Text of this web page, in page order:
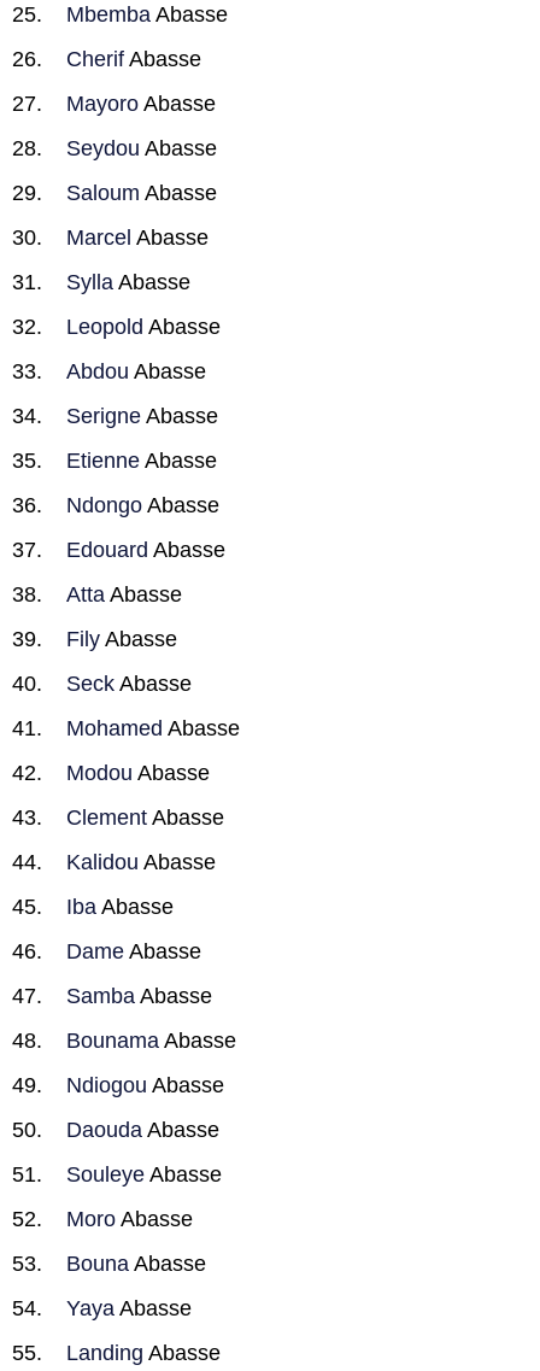
Mbemba Abasse
Cherif Abasse
Mayoro Abasse
Seydou Abasse
Saloum Abasse
Marcel Abasse
Sylla Abasse
Leopold Abasse
Abdou Abasse
Serigne Abasse
Etienne Abasse
Ndongo Abasse
Edouard Abasse
Atta Abasse
Fily Abasse
Seck Abasse
Mohamed Abasse
Modou Abasse
Clement Abasse
Kalidou Abasse
Iba Abasse
Dame Abasse
Samba Abasse
Bounama Abasse
Ndiogou Abasse
Daouda Abasse
Souleye Abasse
Moro Abasse
Bouna Abasse
Yaya Abasse
Landing Abasse